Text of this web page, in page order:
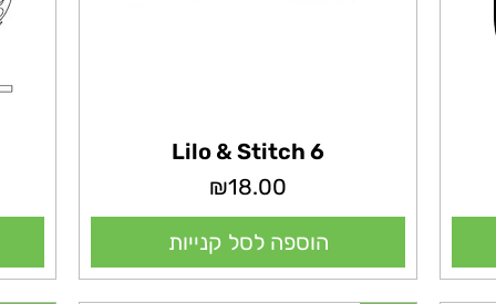
Lilo & Stitch 6
מחיר
₪18.00
הוספה לסל קנייות